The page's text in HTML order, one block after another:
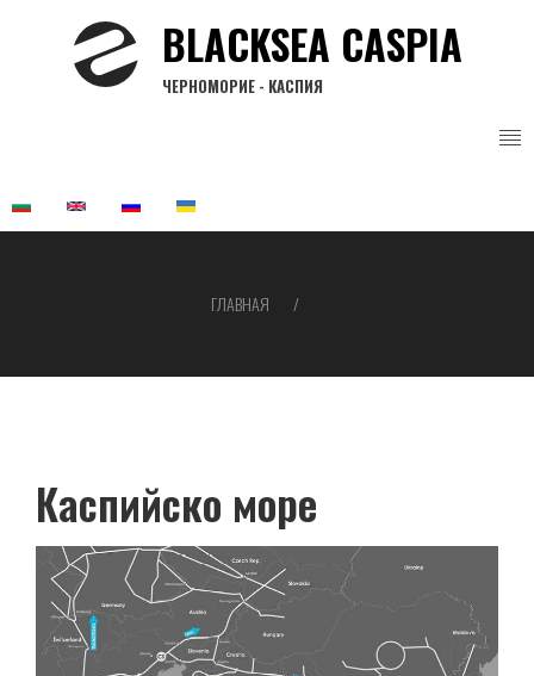
BLACKSEA CASPIA
ЧЕРНОМОРИЕ - КАСПИЯ
навигации
ГЛАВНАЯ
Каспийско море